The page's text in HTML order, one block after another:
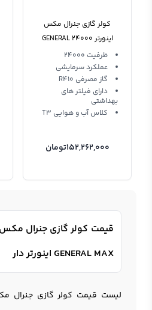
کولر گازی جنرال مکس
اینورتر 24000 GENERAL
MAX GM-S24000 inverter
ظرفیت 24000
عملکرد سرمایشی
گاز مصرفی R410
دارای فیلتر های
بهداشتی
کلاس آب و هوایی T3
152,262,000تومان
قیمت کولر گازی جنرال مکس
GENERAL MAX اینورتر دار
لیست قیمت کولر گازی جنرال